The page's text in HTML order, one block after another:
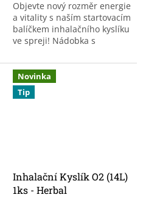
5
hvězdiček.
Objevte nový rozměr energie
a vitality s naším startovacím
balíčkem inhalačního kyslíku
ve spreji! Nádobka s
Jedná se o 14 litrů
stlačeného kyslíku,...
Novinka
Tip
Inhalační Kyslík O2 (14L)
1ks - Herbal